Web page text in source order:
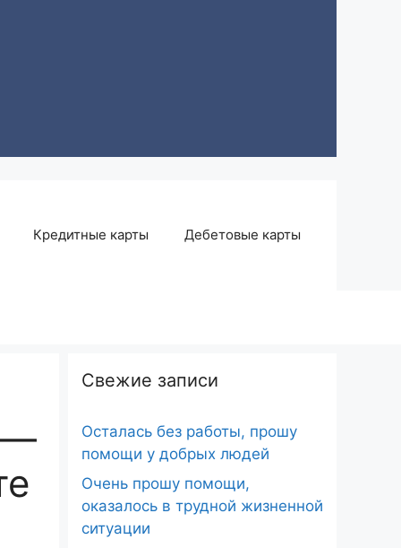
Кредитные карты Дебетовые карты
—
Свежие записи
Осталась без работы, прошу
помощи у добрых людей
Очень прошу помощи,
оказалось в трудной жизненной
ситуации